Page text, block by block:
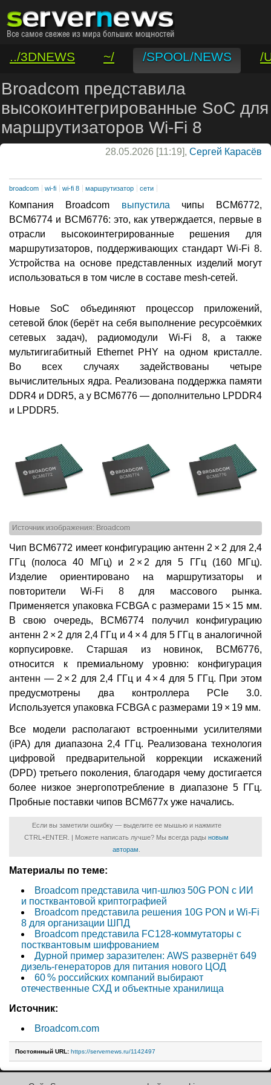
../3DNEWS ~/ /SPOOL/NEWS
/
/VAR/CONTACT
Broadcom представила
высокоинтегрированные SoC для
маршрутизаторов Wi-Fi 8
28.05.2026 [11:19], Сергей Карасёв
broadcom wi-fi wi-fi 8 маршрутизатор сети
Компания Broadcom выпустила чипы BCM6772,
BCM6774 и BCM6776: это, как утверждается, первые в
отрасли высокоинтегрированные решения для
маршрутизаторов, поддерживающих стандарт Wi-Fi 8.
Устройства на основе представленных изделий могут
использоваться в том числе в составе mesh-сетей.
Новые SoC объединяют процессор приложений,
сетевой блок (берёт на себя выполнение ресурсоёмких
сетевых задач), радиомодули Wi-Fi 8, а также
мультигигабитный Ethernet PHY на одном кристалле.
Во всех случаях задействованы четыре
вычислительных ядра. Реализована поддержка памяти
DDR4 и DDR5, а у BCM6776 — дополнительно LPDDR4
и LPDDR5.
Источник изображения: Broadcom
Чип BCM6772 имеет конфигурацию антенн 2 × 2 для 2,4
ГГц (полоса 40 МГц) и 2 × 2 для 5 ГГц (160 МГц).
Изделие ориентировано на маршрутизаторы и
повторители Wi-Fi 8 для массового рынка.
Применяется упаковка FCBGA с размерами 15 × 15 мм.
В свою очередь, BCM6774 получил конфигурацию
антенн 2 × 2 для 2,4 ГГц и 4 × 4 для 5 ГГц в аналогичной
корпусировке. Старшая из новинок, BCM6776,
относится к премиальному уровню: конфигурация
антенн — 2 × 2 для 2,4 ГГц и 4 × 4 для 5 ГГц. При этом
предусмотрены два контроллера PCIe 3.0.
Используется упаковка FCBGA с размерами 19 × 19 мм.
Все модели располагают встроенными усилителями
(iPA) для диапазона 2,4 ГГц. Реализована технология
цифровой предварительной коррекции искажений
(DPD) третьего поколения, благодаря чему достигается
более низкое энергопотребление в диапазоне 5 ГГц.
Пробные поставки чипов BCM677x уже начались.
Если вы заметили ошибку — выделите ее мышью и нажмите
CTRL+ENTER. | Можете написать лучше? Мы всегда рады новым
авторам
Материалы по теме:
Broadcom представила чип-шлюз 50G PON с ИИ
и постквантовой криптографией
Broadcom представила решения 10G PON и Wi-Fi
8 для организации ШПД
Broadcom представила FC128-коммутаторы с
постквантовым шифрованием
Дурной пример заразителен: AWS развернёт 649
дизель-генераторов для питания нового ЦОД
60 % российских компаний выбирают
отечественные СХД и объектные хранилища
Источник:
Broadcom.com
Постоянный URL: https://servernews.ru/1142497